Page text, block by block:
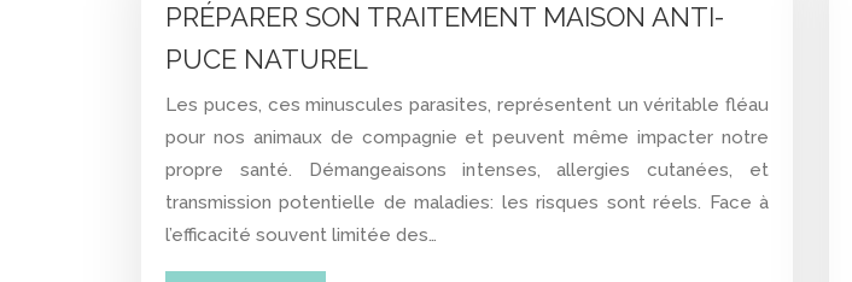
PRÉPARER SON TRAITEMENT MAISON ANTI-
PUCE NATUREL
Les puces, ces minuscules parasites, représentent un véritable fléau
pour nos animaux de compagnie et peuvent même impacter notre
propre santé. Démangeaisons intenses, allergies cutanées, et
transmission potentielle de maladies: les risques sont réels. Face à
l’efficacité souvent limitée des…